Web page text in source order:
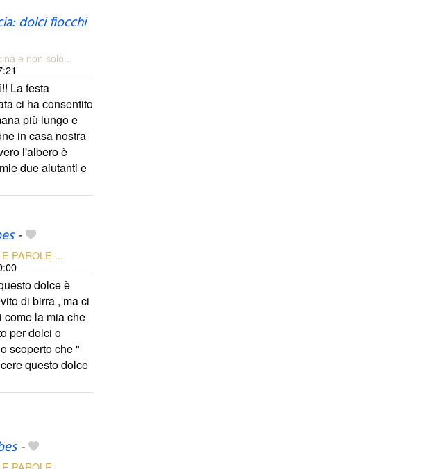
dolci fiocchi
e non solo...
La festa
ci ha consentito
più lungo e
in casa nostra
l'albero è
due aiutanti e
-
PAROLE ...
dolce è
di birra , ma ci
come la mia che
per dolci o
scoperto che "
questo dolce
-